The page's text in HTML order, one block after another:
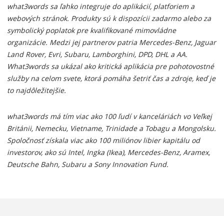
what3words sa ľahko integruje do aplikácií, platforiem a
webových stránok. Produkty sú k dispozícii zadarmo alebo za
symbolický poplatok pre kvalifikované mimovládne
organizácie. Medzi jej partnerov patria Mercedes-Benz, Jaguar
Land Rover, Evri, Subaru, Lamborghini, DPD, DHL a AA.
What3words sa ukázal ako kritická aplikácia pre pohotovostné
služby na celom svete, ktorá pomáha šetriť čas a zdroje, keď je
to najdôležitejšie.
what3words má tím viac ako 100 ľudí v kanceláriách vo Veľkej
Británii, Nemecku, Vietname, Trinidade a Tobagu a Mongolsku.
Spoločnosť získala viac ako 100 miliónov libier kapitálu od
investorov, ako sú Intel, Ingka (Ikea), Mercedes-Benz, Aramex,
Deutsche Bahn, Subaru a Sony Innovation Fund.